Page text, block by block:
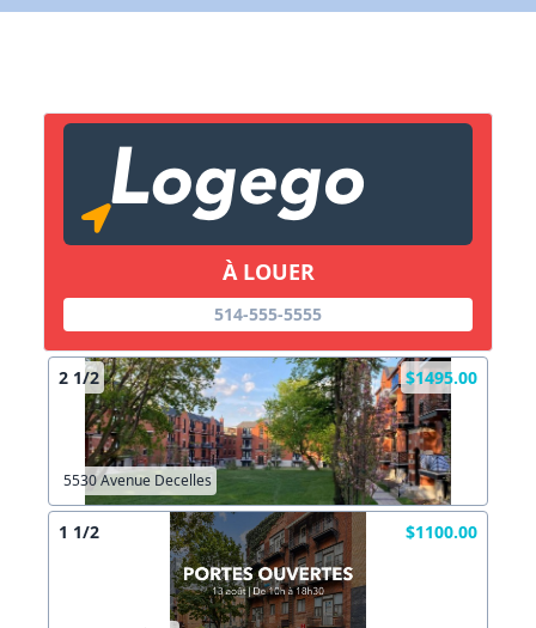
À LOUER
514-555-5555
2 1/2 $1495.00
5530 Avenue Decelles
1 1/2 $1100.00
Lien vers inscription (sera inclus dans courriel)
Copier lien
X Fermer Envoyez